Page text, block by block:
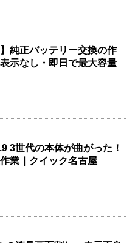
純正バッテリー交換の作
示なし・即日で最大容量
3世代の本体が曲がった！
業｜クイック名古屋